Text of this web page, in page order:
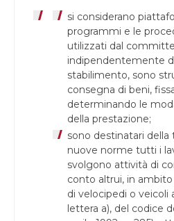
si considerano
programmi e le
utilizzati dal
indipendentemente
stabilimento, sono
consegna di beni,
determinando le
della prestazione;
sono destinatari
nuove norme tutti i
svolgono attività di
conto altrui, in ambito
di velocipedi o veicoli
lettera a), del codice